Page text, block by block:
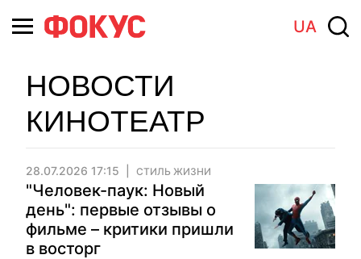
UA
НОВОСТИ
КИНОТЕАТР
28.07.2026 17:15 СТИЛЬ ЖИЗНИ
"Человек-паук: Новый
день": первые отзывы о
фильме – критики пришли
в восторг